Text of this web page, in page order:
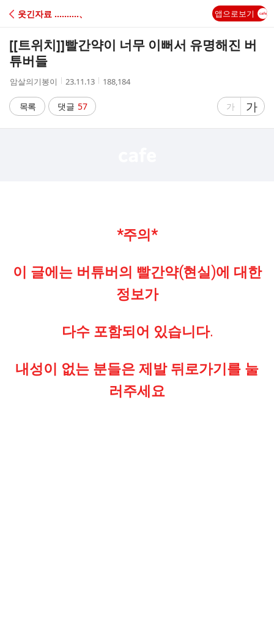
C
A
웃긴자료 ‥‥‥‥‥、 앱으로보기
[[트위치]]빨간약이 너무 이뻐서 유명해진 버
튜버들
작
자
암살의기봉이
작
시
간
23.11.13
조
188,184
목록 댓글 57
글
가
글
자
가
*주의*
이 글에는 버튜버의 빨간약(현실)에 대한
정보가
다수 포함되어 있습니다.
내성이 없는 분들은 제발 뒤로가기를 눌
러주세요